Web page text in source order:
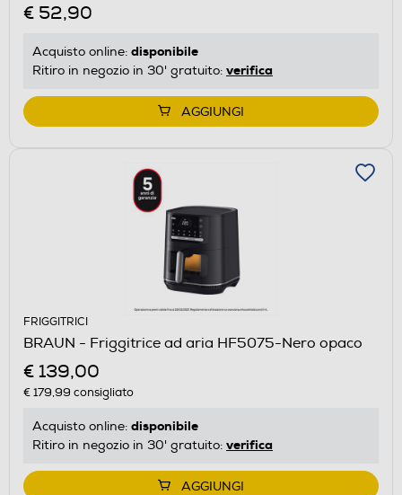
€ 52,90
Acquisto online: disponibile
Ritiro in negozio in 30' gratuito: verifica
AGGIUNGI
FRIGGITRICI
BRAUN - Friggitrice ad aria HF5075-Nero opaco
€ 139,00
€ 179,99 consigliato
Acquisto online: disponibile
Ritiro in negozio in 30' gratuito: verifica
AGGIUNGI